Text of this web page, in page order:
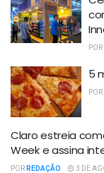
POR
5
POR
Claro estreia
Week e assina
PORREDAÇÃO 3 DE